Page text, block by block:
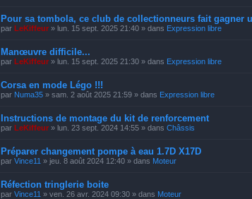
Pour sa tombola, ce club de collectionneurs fait gagner
par LeKiffeur » lun. 15 sept. 2025 21:40 » dans Expression libre
Manœuvre difficile...
par LeKiffeur » lun. 15 sept. 2025 21:30 » dans Expression libre
Corsa en mode Légo !!!
par Numa35 » sam. 2 août 2025 21:59 » dans Expression libre
Instructions de montage du kit de renforcement
par LeKiffeur » lun. 23 sept. 2024 14:55 » dans Châssis
Préparer changement pompe à eau 1.7D X17D
par Vince11 » jeu. 8 août 2024 12:40 » dans Moteur
Réfection tringlerie boite
par Vince11 » ven. 26 avr. 2024 09:30 » dans Moteur